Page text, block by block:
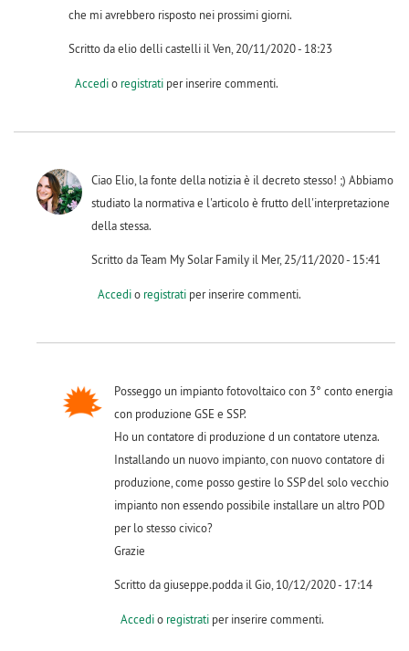
che mi avrebbero risposto nei prossimi giorni.
Scritto da elio delli castelli il Ven, 20/11/2020 - 18:23
Accedio registratiper inserire commenti.
Ciao Elio, la fonte della notizia è il decreto stesso! ;) Abbiamo
studiato la normativa e l'articolo è frutto dell'interpretazione
della stessa.
Scritto da Team My Solar Family il Mer, 25/11/2020 - 15:41
Accedio registratiper inserire commenti.
Posseggo un impianto fotovoltaico con 3° conto energia
con produzione GSE e SSP.
Ho un contatore di produzione d un contatore utenza.
Installando un nuovo impianto, con nuovo contatore di
produzione, come posso gestire lo SSP del solo vecchio
impianto non essendo possibile installare un altro POD
per lo stesso civico?
Grazie
Scritto da giuseppe.podda il Gio, 10/12/2020 - 17:14
Accedio registratiper inserire commenti.